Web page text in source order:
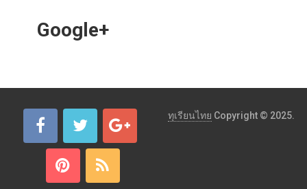
Google+
ทุเรียนไทย Copyright © 2025.